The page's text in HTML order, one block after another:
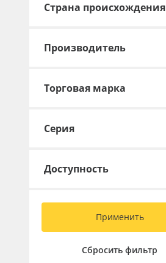
Баннер
Страна происхождения
Производитель
Торговая марка
Серия
Доступность
Применить
Сбросить фильтр